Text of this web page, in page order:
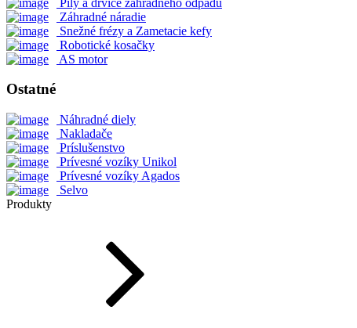
Záhradné náradie
Snežné frézy a Zametacie kefy
Robotické kosačky
AS motor
Ostatné
Náhradné diely
Nakladače
Príslušenstvo
Prívesné vozíky Unikol
Prívesné vozíky Agados
Selvo
Produkty